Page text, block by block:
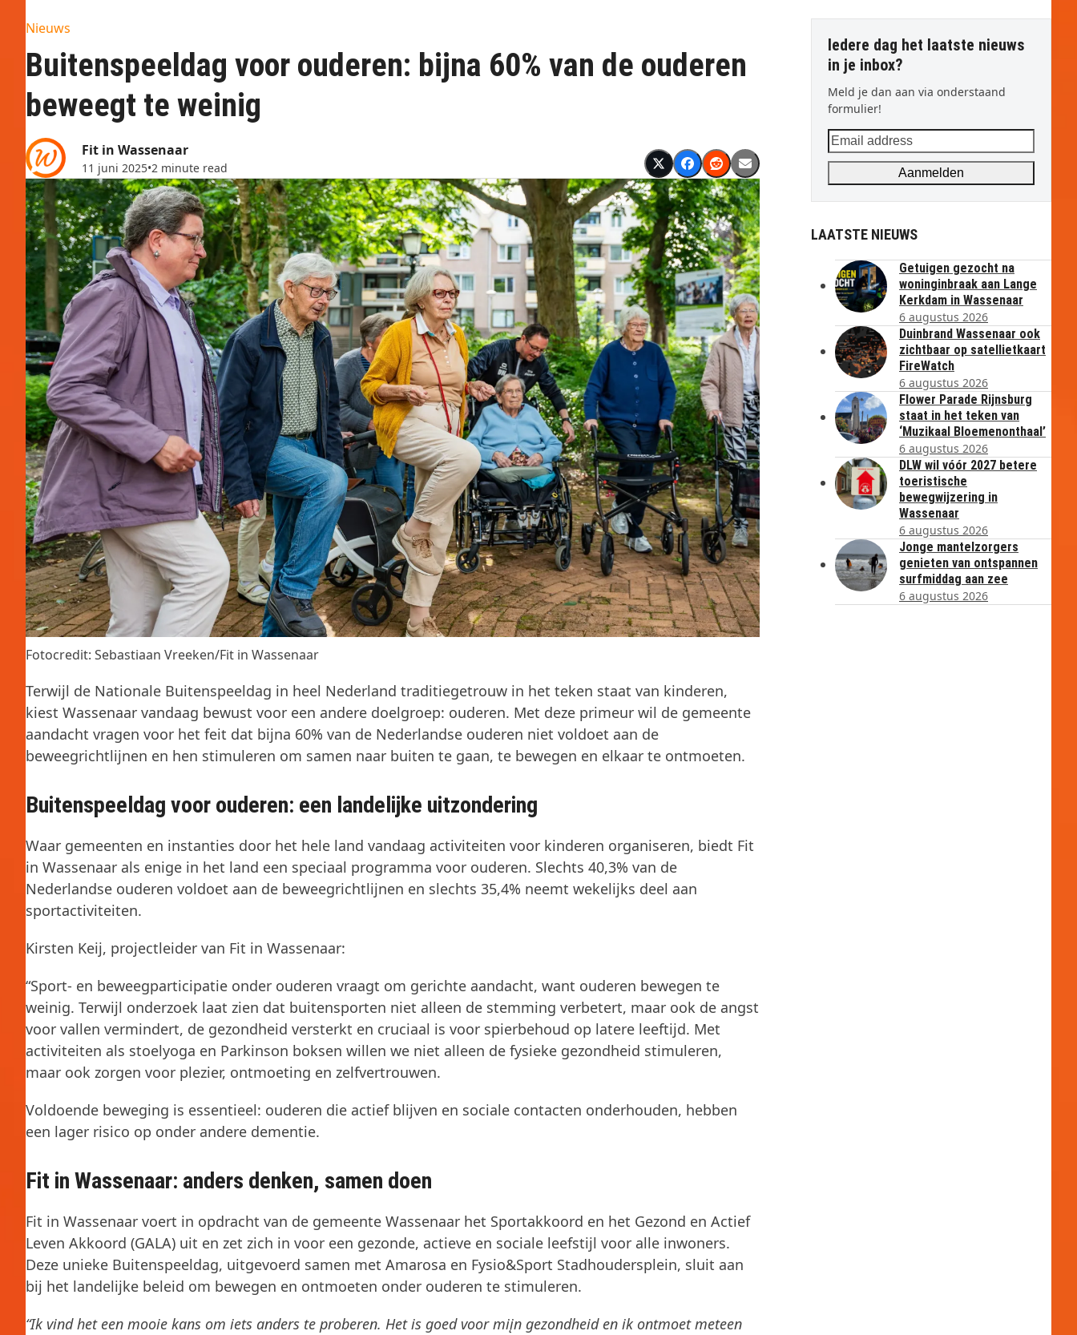
Nieuws
Buitenspeeldag voor ouderen: bijna 60% van de ouderen
beweegt te weinig
Fit in Wassenaar
11 juni 2025•2 minute read
Fotocredit: Sebastiaan Vreeken/Fit in Wassenaar
Terwijl de Nationale Buitenspeeldag in heel Nederland traditiegetrouw in het teken staat van kinderen,
kiest Wassenaar vandaag bewust voor een andere doelgroep: ouderen. Met deze primeur wil de gemeente
aandacht vragen voor het feit dat bijna 60% van de Nederlandse ouderen niet voldoet aan de
beweegrichtlijnen en hen stimuleren om samen naar buiten te gaan, te bewegen en elkaar te ontmoeten.
Buitenspeeldag voor ouderen: een landelijke uitzondering
Waar gemeenten en instanties door het hele land vandaag activiteiten voor kinderen organiseren, biedt Fit
in Wassenaar als enige in het land een speciaal programma voor ouderen. Slechts 40,3% van de
Nederlandse ouderen voldoet aan de beweegrichtlijnen en slechts 35,4% neemt wekelijks deel aan
sportactiviteiten.
Kirsten Keij, projectleider van Fit in Wassenaar:
“Sport- en beweegparticipatie onder ouderen vraagt om gerichte aandacht, want ouderen bewegen te
weinig. Terwijl onderzoek laat zien dat buitensporten niet alleen de stemming verbetert, maar ook de angst
voor vallen vermindert, de gezondheid versterkt en cruciaal is voor spierbehoud op latere leeftijd. Met
activiteiten als stoelyoga en Parkinson boksen willen we niet alleen de fysieke gezondheid stimuleren,
maar ook zorgen voor plezier, ontmoeting en zelfvertrouwen.
Voldoende beweging is essentieel: ouderen die actief blijven en sociale contacten onderhouden, hebben
een lager risico op onder andere dementie.
Fit in Wassenaar: anders denken, samen doen
Fit in Wassenaar voert in opdracht van de gemeente Wassenaar het Sportakkoord en het Gezond en Actief
Leven Akkoord (GALA) uit en zet zich in voor een gezonde, actieve en sociale leefstijl voor alle inwoners.
Deze unieke Buitenspeeldag, uitgevoerd samen met Amarosa en Fysio&Sport Stadhoudersplein, sluit aan
bij het landelijke beleid om bewegen en ontmoeten onder ouderen te stimuleren.
“Ik vind het een mooie kans om iets anders te proberen. Het is goed voor miįn gezondheid en ik ontmoet meteen
Iedere dag het laatste nieuws
in je inbox?
Meld je dan aan via onderstaand
formulier!
Email
address
Aanmelden
LAATSTE NIEUWS
Getuigen gezocht na
woninginbraak aan Lange
Kerkdam in Wassenaar
6 augustus 2026
Duinbrand Wassenaar ook
zichtbaar op satellietkaart
FireWatch
6 augustus 2026
Flower Parade Rijnsburg
staat in het teken van
‘Muzikaal Bloemenonthaal’
6 augustus 2026
DLW wil vóór 2027 betere
toeristische
bewegwijzering in
Wassenaar
6 augustus 2026
Jonge mantelzorgers
genieten van ontspannen
surfmiddag aan zee
6 augustus 2026